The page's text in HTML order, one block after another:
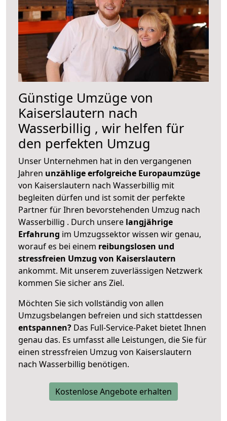
Günstige Umzüge von
Kaiserslautern nach
Wasserbillig , wir helfen für
den perfekten Umzug
Unser Unternehmen hat in den vergangenen
Jahren unzählige erfolgreiche Europaumzüge
von Kaiserslautern nach Wasserbillig mit
begleiten dürfen und ist somit der perfekte
Partner für Ihren bevorstehenden Umzug nach
Wasserbillig . Durch unsere langjährige
Erfahrung im Umzugssektor wissen wir genau,
worauf es bei einem reibungslosen und
stressfreien Umzug von Kaiserslautern
ankommt. Mit unserem zuverlässigen Netzwerk
kommen Sie sicher ans Ziel.
Möchten Sie sich vollständig von allen
Umzugsbelangen befreien und sich stattdessen
entspannen? Das Full-Service-Paket bietet Ihnen
genau das. Es umfasst alle Leistungen, die Sie für
einen stressfreien Umzug von Kaiserslautern
nach Wasserbillig benötigen.
Kostenlose Angebote erhalten